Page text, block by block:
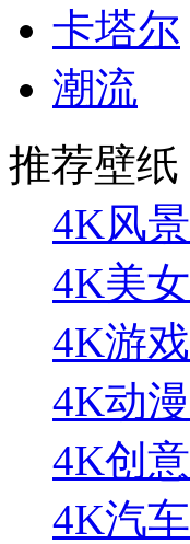
卡塔尔
潮流
推荐壁纸
4K风景
4K美女
4K游戏
4K动漫
4K创意
4K汽车